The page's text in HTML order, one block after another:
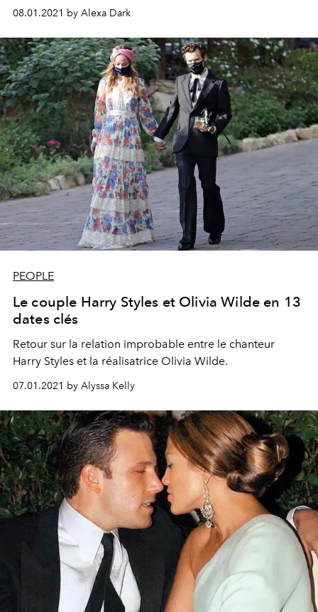
08.01.2021 by Alexa Dark
PEOPLE
Le couple Harry Styles et Olivia Wilde en 13
dates clés
Retour sur la relation improbable entre le chanteur
Harry Styles et la réalisatrice Olivia Wilde.
07.01.2021 by Alyssa Kelly